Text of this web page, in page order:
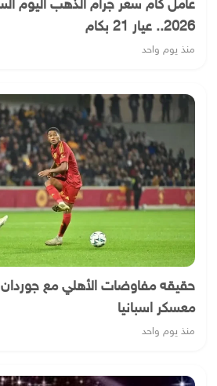
2026.. عيار 21 بكام
منذ يوم واحد
حقيقه مفاوضات الأهلي مع جوردان
معسكر اسبانيا
منذ يوم واحد